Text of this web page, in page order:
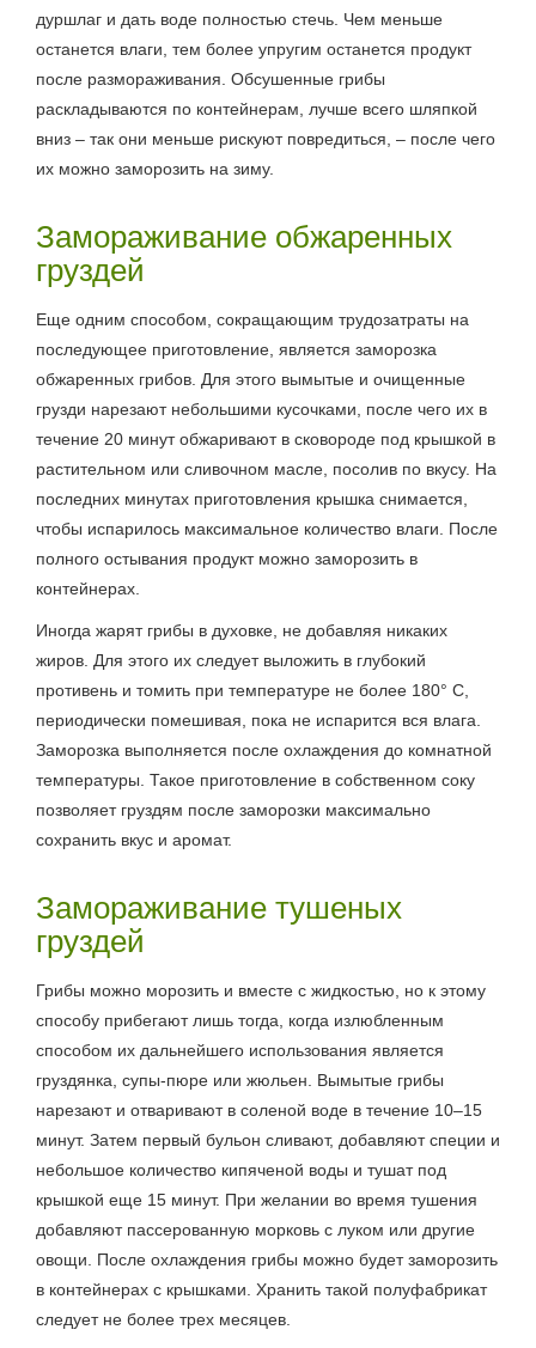
дуршлаг и дать воде полностью стечь. Чем меньше
останется влаги, тем более упругим останется продукт
после размораживания. Обсушенные грибы
раскладываются по контейнерам, лучше всего шляпкой
вниз – так они меньше рискуют повредиться, – после чего
их можно заморозить на зиму.
Замораживание обжаренных
груздей
Еще одним способом, сокращающим трудозатраты на
последующее приготовление, является заморозка
обжаренных грибов. Для этого вымытые и очищенные
грузди нарезают небольшими кусочками, после чего их в
течение 20 минут обжаривают в сковороде под крышкой в
растительном или сливочном масле, посолив по вкусу. На
последних минутах приготовления крышка снимается,
чтобы испарилось максимальное количество влаги. После
полного остывания продукт можно заморозить в
контейнерах.
Иногда жарят грибы в духовке, не добавляя никаких
жиров. Для этого их следует выложить в глубокий
противень и томить при температуре не более 180° C,
периодически помешивая, пока не испарится вся влага.
Заморозка выполняется после охлаждения до комнатной
температуры. Такое приготовление в собственном соку
позволяет груздям после заморозки максимально
сохранить вкус и аромат.
Замораживание тушеных
груздей
Грибы можно морозить и вместе с жидкостью, но к этому
способу прибегают лишь тогда, когда излюбленным
способом их дальнейшего использования является
груздянка, супы-пюре или жюльен. Вымытые грибы
нарезают и отваривают в соленой воде в течение 10–15
минут. Затем первый бульон сливают, добавляют специи и
небольшое количество кипяченой воды и тушат под
крышкой еще 15 минут. При желании во время тушения
добавляют пассерованную морковь с луком или другие
овощи. После охлаждения грибы можно будет заморозить
в контейнерах с крышками. Хранить такой полуфабрикат
следует не более трех месяцев.